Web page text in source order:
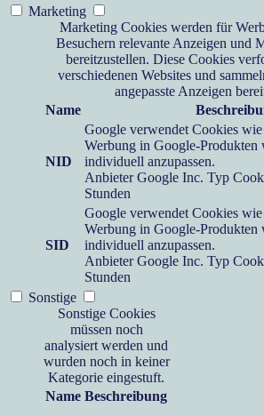
Marketing
Marketing Cookies werden für
Besuchern relevante Anzeigen und
bereitzustellen. Diese Cookies
verschiedenen Websites und
angepasste Anzeigen
Name
NID
Google verwendet Cookies
Werbung in Google-Produkten
individuell anzupassen.
Anbieter Google Inc. Typ
Stunden
SID
Google verwendet Cookies
Werbung in Google-Produkten
individuell anzupassen.
Anbieter Google Inc. Typ
Stunden
Sonstige
Sonstige Cookies
müssen noch
analysiert werden und
wurden noch in keiner
Kategorie eingestuft.
Name Beschreibung